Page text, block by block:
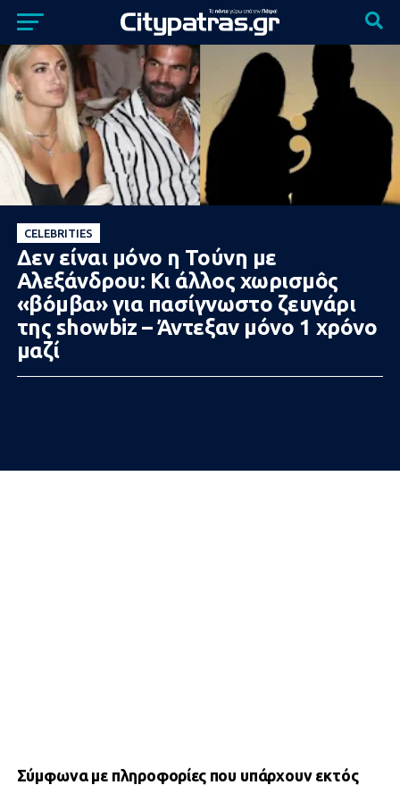
CELEBRITIES
Δεν είναι μόνο η Τούνη με
Αλεξάνδρου: Κι άλλος χωρισμôς
«βóμβα» για πασίγνωστο ζευγάρι
της showbiz – Άντεξαν μόνο 1 χρóνο
μαζί
Σύμφωνα με πληροφορίες που υπάρχουν εκτός